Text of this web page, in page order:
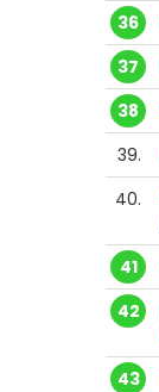
36
37
38
39.
40.
41
42
43